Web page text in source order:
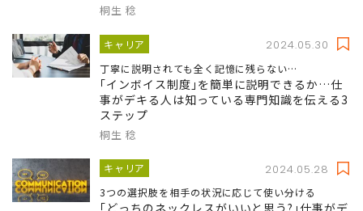
桐生 稔
キャリア 2024.05.30
丁寧に説明されても全く記憶に残らない…
｢インボイス制度｣を簡単に説明できるか…仕
事がデキる人は知っている専門知識を伝える3
ステップ
桐生 稔
キャリア 2024.05.28
3つの選択肢を相手の状況に応じて使い分ける